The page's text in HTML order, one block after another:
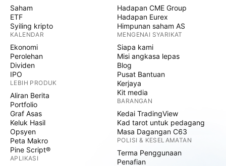
Saham
ETF
Syiling kripto
KALENDAR
Ekonomi
Perolehan
Dividen
IPO
LEBIH PRODUK
Aliran Berita
Portfolio
Graf Asas
Keluk Hasil
Opsyen
Peta Makro
Pine Script®
APLIKASI
Hadapan CME Group
Hadapan Eurex
Himpunan saham AS
MENGENAI SYARIKAT
Siapa kami
Misi angkasa lepas
Blog
Pusat Bantuan
Kerjaya
Kit media
BARANGAN
Kedai TradingView
Kad tarot untuk pedagang
Masa Dagangan C63
POLISI & KESELAMATAN
Terma Penggunaan
Penafian